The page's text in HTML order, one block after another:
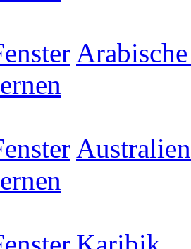
Australien